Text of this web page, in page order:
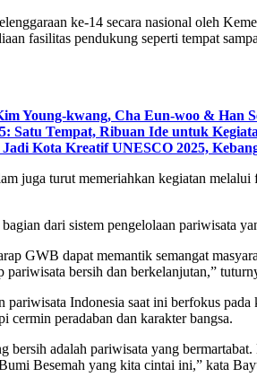
ke-14 secara nasional oleh
fasilitas pendukung seperti tempat
Young-kwang, Cha Eun-woo & Han
Satu Tempat, Ribuan Ide untuk
Kota Kreatif UNESCO 2025,
juga turut memeriahkan kegiatan
dari sistem pengelolaan pariwisata
GWB dapat memantik semangat
pariwisata bersih dan berkelanjutan,”
pariwisata Indonesia saat ini berfokus
cermin peradaban dan karakter bangsa.
bersih adalah pariwisata yang
Besemah yang kita cintai ini,” kata